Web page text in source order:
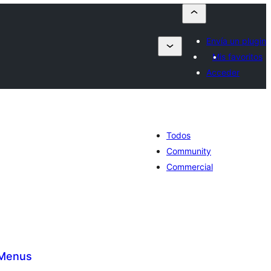
Envía un plugin
Mis favoritos
Acceder
Todos
Community
Commercial